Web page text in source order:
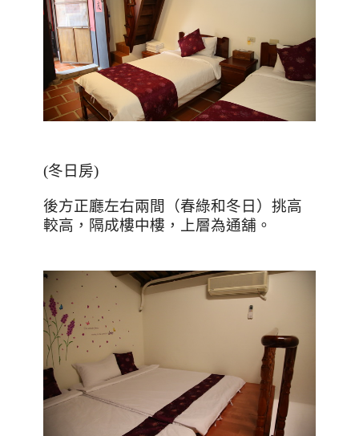
(冬日房)
後方正廳左右兩間（春綠和冬日）挑高
較高，隔成樓中樓，上層為通舖。